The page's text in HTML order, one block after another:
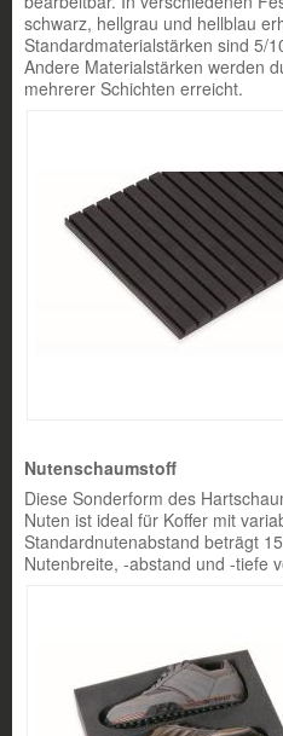
schwarz, hellgrau und hellblau
Standardmaterialstärken sind 5/
Andere Materialstärken werden
mehrerer Schichten erreicht.
Nutenschaumstoff
Diese Sonderform des
Nuten ist ideal für Koffer mit
Standardnutenabstand beträgt
Nutenbreite, -abstand und -tiefe